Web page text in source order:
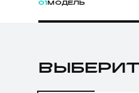
МОДЕЛЬ
01